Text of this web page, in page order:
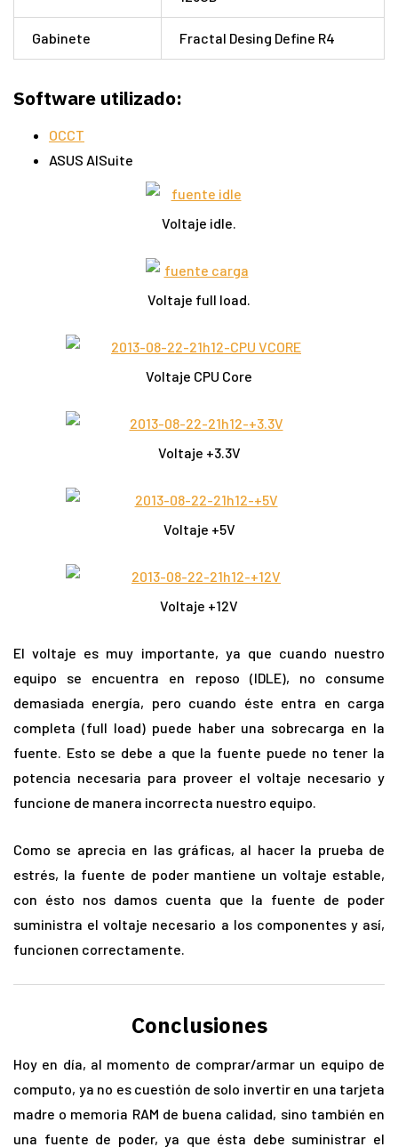
Gabinete Fractal Desing Define R4
Software utilizado:
OCCT
ASUS AISuite
Voltaje idle.
Voltaje full load.
Voltaje CPU Core
Voltaje +3.3V
Voltaje +5V
Voltaje +12V
El voltaje es muy importante, ya que cuando nuestro
equipo se encuentra en reposo (IDLE), no consume
demasiada energía, pero cuando éste entra en carga
completa (full load) puede haber una sobrecarga en la
fuente. Esto se debe a que la fuente puede no tener la
potencia necesaria para proveer el voltaje necesario y
funcione de manera incorrecta nuestro equipo.
Como se aprecia en las gráficas, al hacer la prueba de
estrés, la fuente de poder mantiene un voltaje estable,
con ésto nos damos cuenta que la fuente de poder
suministra el voltaje necesario a los componentes y así,
funcionen correctamente.
Conclusiones
Hoy en día, al momento de comprar/armar un equipo de
computo, ya no es cuestión de solo invertir en una tarjeta
madre o memoria RAM de buena calidad, sino también en
una fuente de poder, ya que ésta debe suministrar el